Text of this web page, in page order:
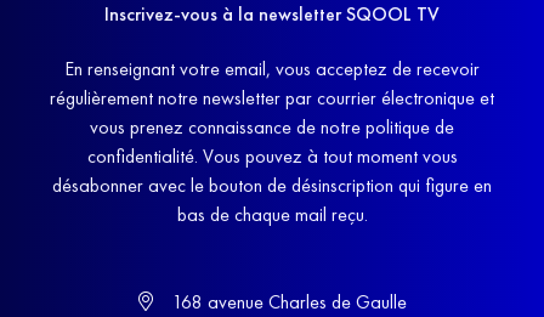
Inscrivez-vous à la newsletter SQOOL TV
En renseignant votre email, vous acceptez de recevoir
régulièrement notre newsletter par courrier électronique et
vous prenez connaissance de notre politique de
confidentialité. Vous pouvez à tout moment vous
désabonner avec le bouton de désinscription qui figure en
bas de chaque mail reçu.
168 avenue Charles de Gaulle